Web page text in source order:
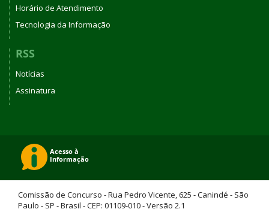
Horário de Atendimento
Tecnologia da Informação
RSS
Notícias
Assinatura
Comissão de Concurso - Rua Pedro Vicente, 625 - Canindé - São
Paulo - SP - Brasil - CEP: 01109-010 - Versão 2.1